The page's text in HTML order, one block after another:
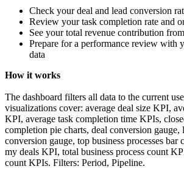
Check your deal and lead conversion
Review your task completion rate and
See your total revenue contribution
Prepare for a performance review with
data
How it works
The dashboard filters all data to the current
visualizations cover: average deal size KPI,
KPI, average task completion time KPIs,
completion pie charts, deal conversion gauge,
conversion gauge, top business processes bar
my deals KPI, total business process count
count KPIs. Filters: Period, Pipeline.